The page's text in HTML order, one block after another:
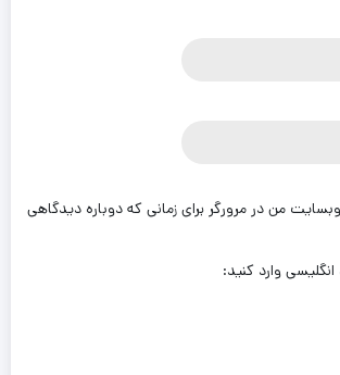
من در مرورگر برای زمانی که دوباره دیدگاهی
وارد کنید: